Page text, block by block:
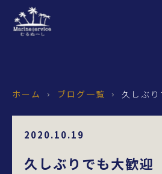
ホーム › ブログ一覧 › 久しぶ
2020.10.19
久しぶりでも大歓迎